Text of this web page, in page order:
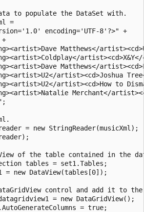
to populate the DataSet with.
=
encoding='UTF-8'?>" +
+
Matthews</
Matthews</
artist><cd>Joshua
artist><cd>How to
Merchant</
= new StringReader(musicXml);
of the table contained in the
tables = set1.Tables;
= new DataView(tables[0]);
control and add it to
= new DataGridView();
= true;